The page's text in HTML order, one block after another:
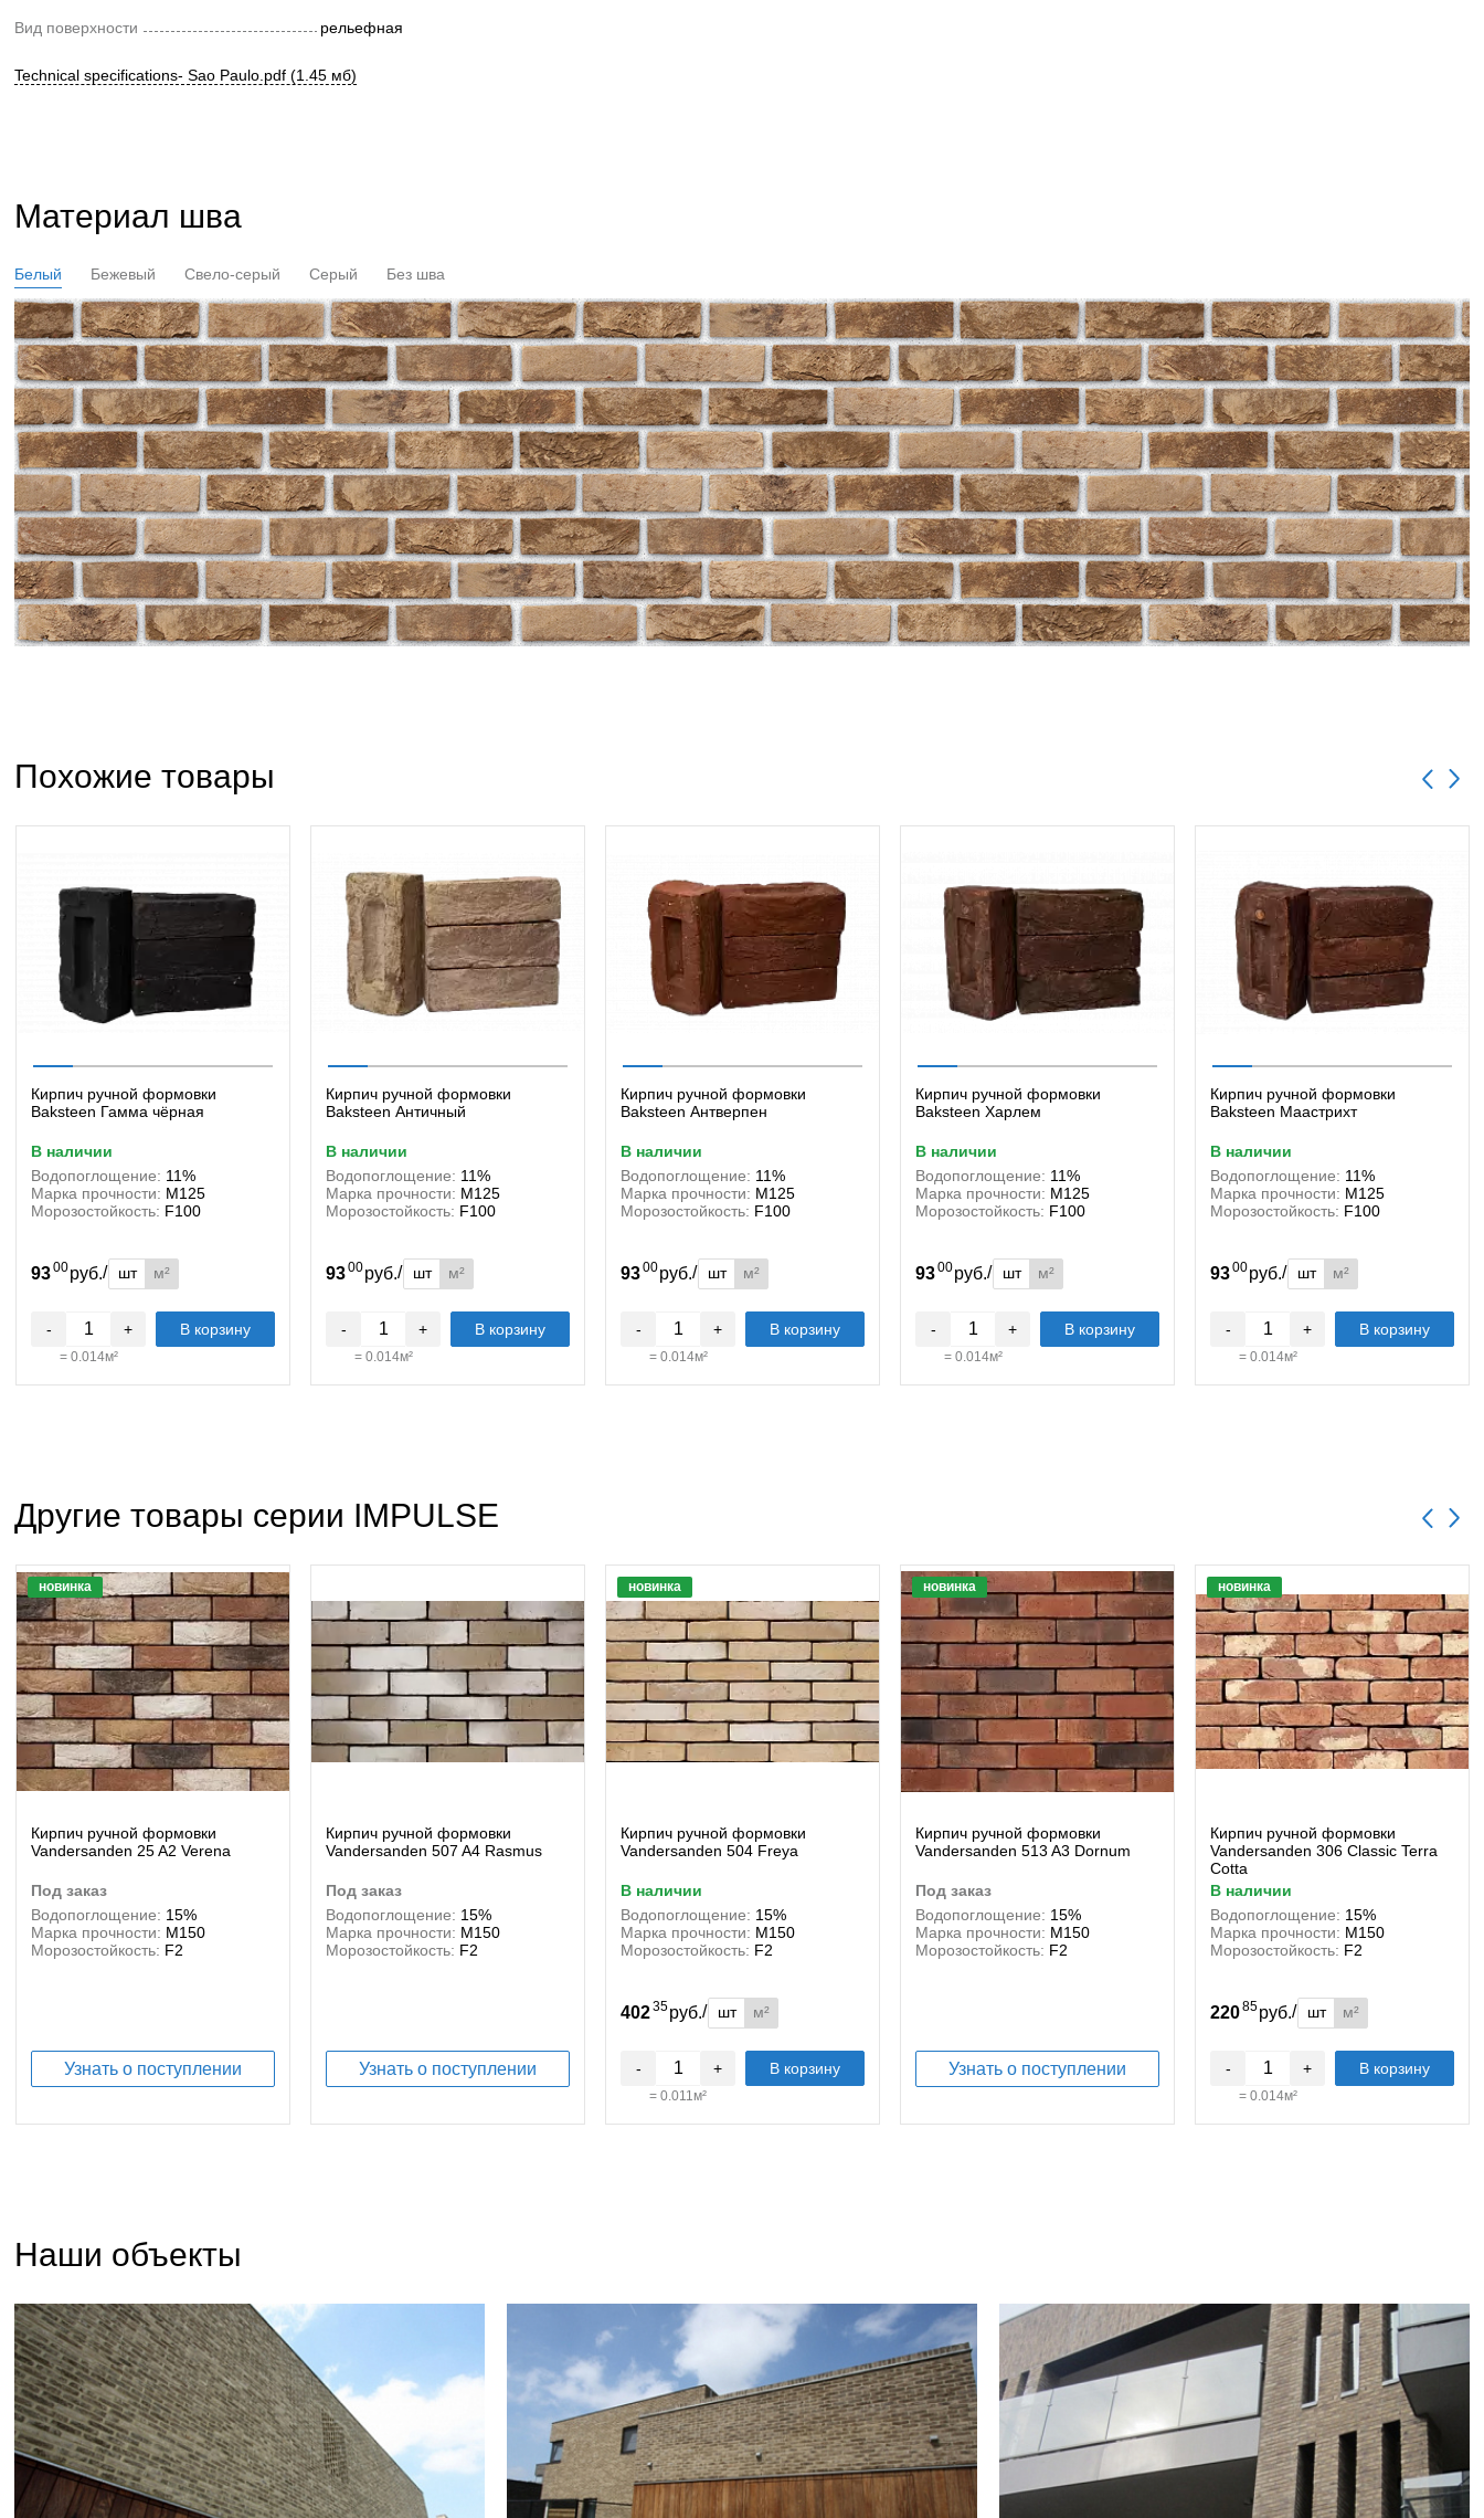
Вид поверхности рельефная
Technical specifications- Sao Paulo.pdf (1.45 мб)
Материал шва
Белый Бежевый Свело-серый Серый Без шва
Похожие товары
Кирпич ручной формовки
Baksteen Гамма чёрная
в наличии
Водопоглощение: 11%
Марка прочности: М125
Морозостойкость: F100
9300руб./ шт м²
- +
= 0.014м²
В корзину
Кирпич ручной формовки
Baksteen Античный
в наличии
Водопоглощение: 11%
Марка прочности: М125
Морозостойкость: F100
9300руб./ шт м²
- +
= 0.014м²
В корзину
Кирпич ручной формовки
Baksteen Антверпен
в наличии
Водопоглощение: 11%
Марка прочности: М125
Морозостойкость: F100
9300руб./ шт м²
- +
= 0.014м²
В корзину
Кирпич ручной формовки
Baksteen Харлем
в наличии
Водопоглощение: 11%
Марка прочности: М125
Морозостойкость: F100
9300руб./ шт м²
- +
= 0.014м²
В корзину
Кирпич ручной формовки
Baksteen Маастрихт
в наличии
Водопоглощение: 11%
Марка прочности: М125
Морозостойкость: F100
9300руб./ шт м²
- +
= 0.014м²
В корзину
Другие товары серии IMPULSE
новинка
Кирпич ручной формовки
Vandersanden 25 A2 Verena
под заказ
Водопоглощение: 15%
Марка прочности: М150
Морозостойкость: F2
Узнать о поступлении
Кирпич ручной формовки
Vandersanden 507 A4 Rasmus
под заказ
Водопоглощение: 15%
Марка прочности: М150
Морозостойкость: F2
Узнать о поступлении
новинка
Кирпич ручной формовки
Vandersanden 504 Freya
в наличии
Водопоглощение: 15%
Марка прочности: М150
Морозостойкость: F2
40235руб./ шт м²
- +
= 0.011м²
В корзину
новинка
Кирпич ручной формовки
Vandersanden 513 A3 Dornum
под заказ
Водопоглощение: 15%
Марка прочности: М150
Морозостойкость: F2
Узнать о поступлении
новинка
Кирпич ручной формовки
Vandersanden 306 Classic Terra
Cotta
в наличии
Водопоглощение: 15%
Марка прочности: М150
Морозостойкость: F2
22085руб./ шт м²
- +
= 0.014м²
В корзину
Наши объекты